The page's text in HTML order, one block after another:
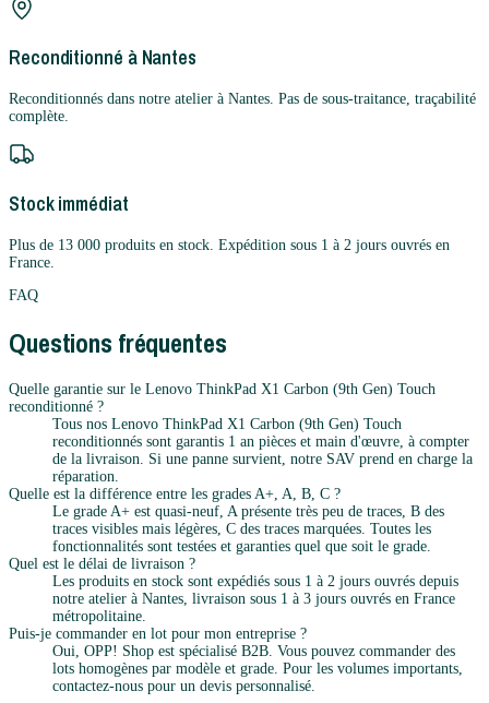
Reconditionné à Nantes
Reconditionnés dans notre atelier à Nantes. Pas de sous-traitance, traçabilité
complète.
Stock immédiat
Plus de 13 000 produits en stock. Expédition sous 1 à 2 jours ouvrés en
France.
FAQ
Questions fréquentes
Quelle garantie sur le Lenovo ThinkPad X1 Carbon (9th Gen) Touch
reconditionné ?
Tous nos Lenovo ThinkPad X1 Carbon (9th Gen) Touch
reconditionnés sont garantis 1 an pièces et main d'œuvre, à compter
de la livraison. Si une panne survient, notre SAV prend en charge la
réparation.
Quelle est la différence entre les grades A+, A, B, C ?
Le grade A+ est quasi-neuf, A présente très peu de traces, B des
traces visibles mais légères, C des traces marquées. Toutes les
fonctionnalités sont testées et garanties quel que soit le grade.
Quel est le délai de livraison ?
Les produits en stock sont expédiés sous 1 à 2 jours ouvrés depuis
notre atelier à Nantes, livraison sous 1 à 3 jours ouvrés en France
métropolitaine.
Puis-je commander en lot pour mon entreprise ?
Oui, OPP! Shop est spécialisé B2B. Vous pouvez commander des
lots homogènes par modèle et grade. Pour les volumes importants,
contactez-nous pour un devis personnalisé.